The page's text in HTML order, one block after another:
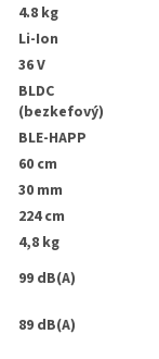
4.8 kg
Li-Ion
36 V
BLDC
(bezkefový)
BLE-HAPP
60 cm
30 mm
224 cm
4,8 kg
99 dB(A)
89 dB(A)